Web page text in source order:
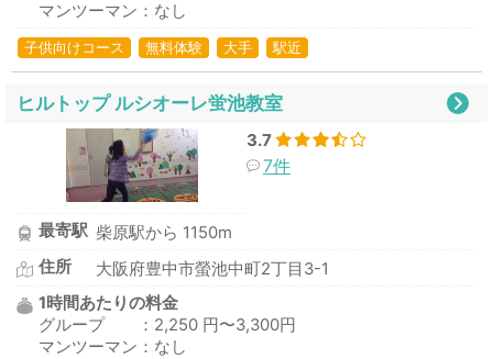
マンツーマン：なし
子供向けコース 無料体験 大手 駅近
ヒルトップ ルシオーレ蛍池教室
3.7
7件
最寄駅 柴原駅から 1150m
住所
大阪府豊中市螢池中町2丁目3-1
1時間あたりの料金
グループ ：2,250 円〜3,300円
マンツーマン：なし